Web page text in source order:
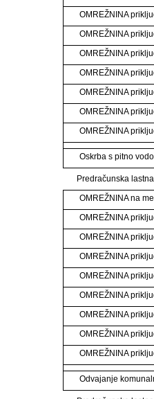
OMREŽNINA
OMREŽNINA
OMREŽNINA
OMREŽNINA
OMREŽNINA
OMREŽNINA
OMREŽNINA
Oskrba s pitno
Predračunska
OMREŽNINA na
OMREŽNINA
OMREŽNINA
OMREŽNINA
OMREŽNINA
OMREŽNINA
OMREŽNINA
OMREŽNINA
OMREŽNINA
Odvajanje